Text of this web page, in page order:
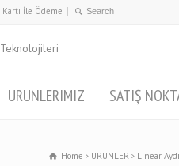
İle Ödeme
URUNLERIMIZ SATIŞ
Home URUNLER Linear